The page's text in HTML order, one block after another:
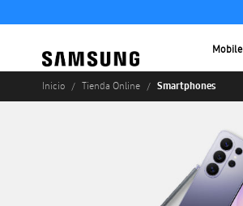
Mobile
Inicio Tienda Online Smartphones